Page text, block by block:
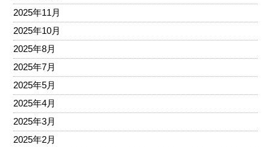
2025年11月
2025年10月
2025年8月
2025年7月
2025年5月
2025年4月
2025年3月
2025年2月